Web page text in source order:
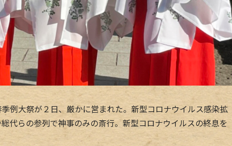
例大祭が２日、厳かに営まれた。新型コロナウイルス感染拡
代らの参列で神事のみの斎行。新型コロナウイルスの終息を